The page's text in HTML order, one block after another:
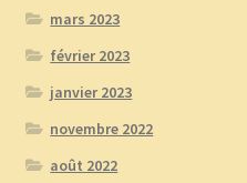
mars 2023
février 2023
janvier 2023
novembre 2022
août 2022